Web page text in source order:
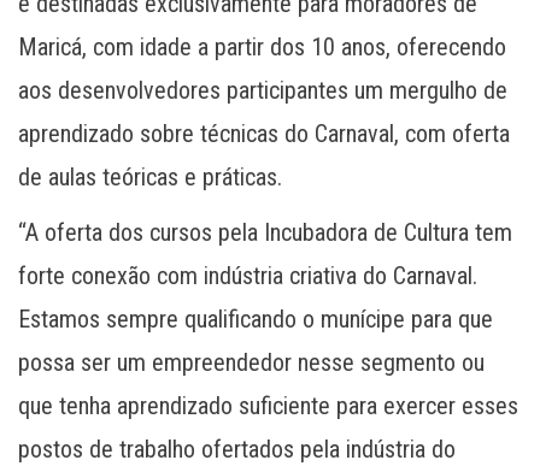
Maricá, com idade a partir dos 10 anos, oferecendo
aos desenvolvedores participantes um mergulho de
aprendizado sobre técnicas do Carnaval, com oferta
de aulas teóricas e práticas.
“A oferta dos cursos pela Incubadora de Cultura tem
forte conexão com indústria criativa do Carnaval.
Estamos sempre qualificando o munícipe para que
possa ser um empreendedor nesse segmento ou
que tenha aprendizado suficiente para exercer esses
postos de trabalho ofertados pela indústria do